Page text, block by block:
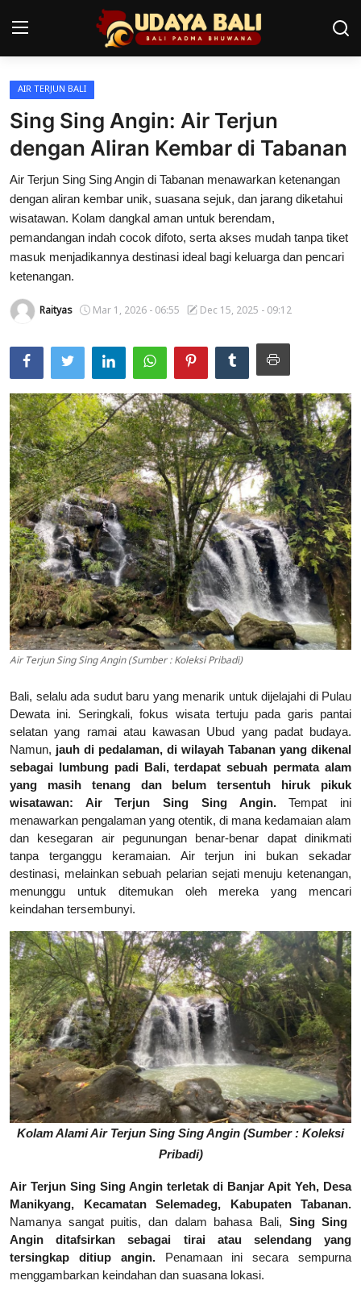
Home
Pura
Desa Adat
Tradisi
Kearifan lokal
Alam Bali
Seni
Kisah
Indonesia
AIR TERJUN BALI
Sing Sing Angin: Air Terjun
dengan Aliran Kembar di Tabanan
Air Terjun Sing Sing Angin di Tabanan menawarkan ketenangan
dengan aliran kembar unik, suasana sejuk, dan jarang diketahui
wisatawan. Kolam dangkal aman untuk berendam,
pemandangan indah cocok difoto, serta akses mudah tanpa tiket
masuk menjadikannya destinasi ideal bagi keluarga dan pencari
ketenangan.
Raityas Mar 1, 2026 - 06:55 Dec 15, 2025 - 09:12
Air Terjun Sing Sing Angin (Sumber : Koleksi Pribadi)
Bali, selalu ada sudut baru yang menarik untuk dijelajahi di Pulau
Dewata ini. Seringkali, fokus wisata tertuju pada garis pantai
selatan yang ramai atau kawasan Ubud yang padat budaya.
Namun, jauh di pedalaman, di wilayah Tabanan yang dikenal
sebagai lumbung padi Bali, terdapat sebuah permata alam
yang masih tenang dan belum tersentuh hiruk pikuk
wisatawan: Air Terjun Sing Sing Angin.Tempat ini
menawarkan pengalaman yang otentik, di mana kedamaian alam
dan kesegaran air pegunungan benar-benar dapat dinikmati
tanpa terganggu keramaian. Air terjun ini bukan sekadar
destinasi, melainkan sebuah pelarian sejati menuju ketenangan,
menunggu untuk ditemukan oleh mereka yang mencari
keindahan tersembunyi.
Kolam Alami Air Terjun Sing Sing Angin (Sumber : Koleksi
Pribadi)
Air Terjun Sing Sing Angin terletak di Banjar Apit Yeh, Desa
Manikyang, Kecamatan Selemadeg, Kabupaten Tabanan.
Namanya sangat puitis, dan dalam bahasa Bali, Sing Sing
Angin ditafsirkan sebagai tirai atau selendang yang
tersingkap ditiup angin.Penamaan ini secara sempurna
menggambarkan keindahan dan suasana lokasi.